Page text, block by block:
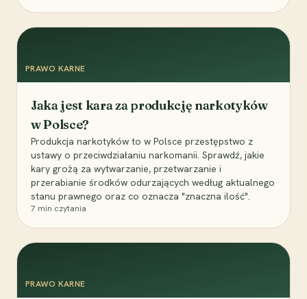
PRAWO KARNE
Jaka jest kara za produkcję narkotyków
w Polsce?
Produkcja narkotyków to w Polsce przestępstwo z
ustawy o przeciwdziałaniu narkomanii. Sprawdź, jakie
kary grożą za wytwarzanie, przetwarzanie i
przerabianie środków odurzających według aktualnego
stanu prawnego oraz co oznacza "znaczna ilość".
7 min czytania
PRAWO KARNE